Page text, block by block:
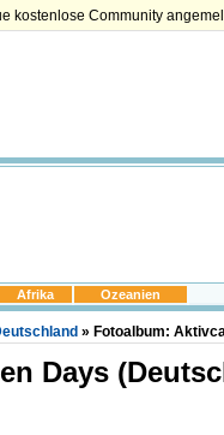
kostenlose Community
Afrika Ozeanien
» Fotoalbum:
Days